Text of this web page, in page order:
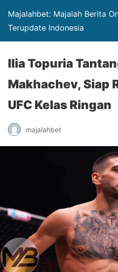
Majalahbet: Majalah Berita
Terupdate Indonesia
Ilia Topuria
Makhachev, Siap
UFC Kelas Ringan
majalahbet